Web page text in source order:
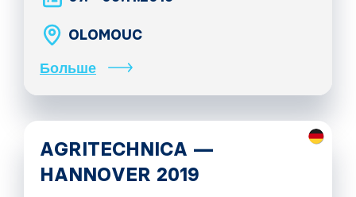
OLOMOUC
Больше
AGRITECHNICA —
HANNOVER 2019